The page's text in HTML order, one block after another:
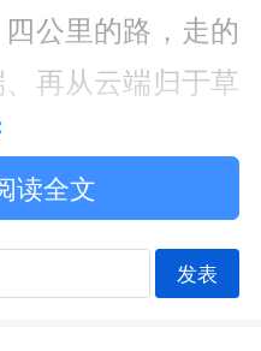
公里的路，走的
再从云端归于草
山意。
读全文
发表